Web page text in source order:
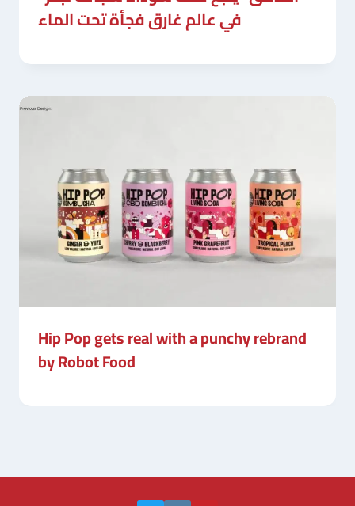
في عالم غارق فجأة تحت الماء
Hip Pop gets real with a punchy rebrand
by Robot Food